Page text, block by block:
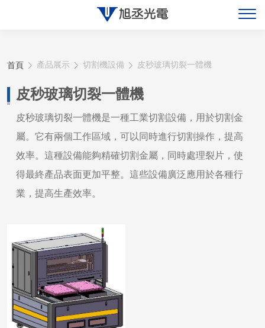
產品展示
首頁 產品展示 切割機設備 皮秒玻璃切裂一體機
皮秒玻璃切裂一體機
皮秒玻璃切裂一體機是一種工業切割設備，用於切割金
屬。它有兩個工作區域，可以同時進行切割操作，提高
效率。這種設備能夠精確切割金屬，同時處理裂片，使
得最終產品表面更加平整。這些設備廣泛應用於各種行
業，提高生產效率。